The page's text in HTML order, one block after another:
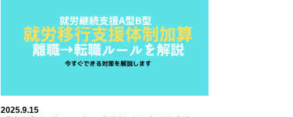
2025.9.15